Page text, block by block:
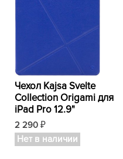
Чехол Kajsa Svelte
Collection Origami для
iPad Pro 12.9"
2 290 ₽
Нет в наличии